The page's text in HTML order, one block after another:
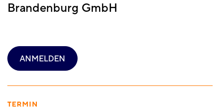
Brandenburg GmbH
ANMELDEN
TERMIN